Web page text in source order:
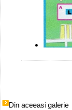
Din aceeasi galerie